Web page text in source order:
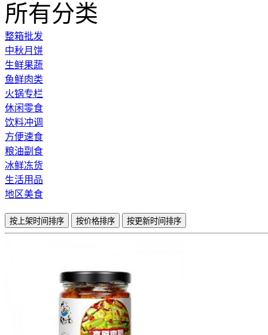
所有分类
整箱批发
中秋月饼
生鲜果蔬
鱼鲜肉类
火锅专栏
休闲零食
饮料冲调
方便速食
粮油副食
冰鲜冻货
生活用品
地区美食
按上架时间排序 按价格排序 按更新时间排序